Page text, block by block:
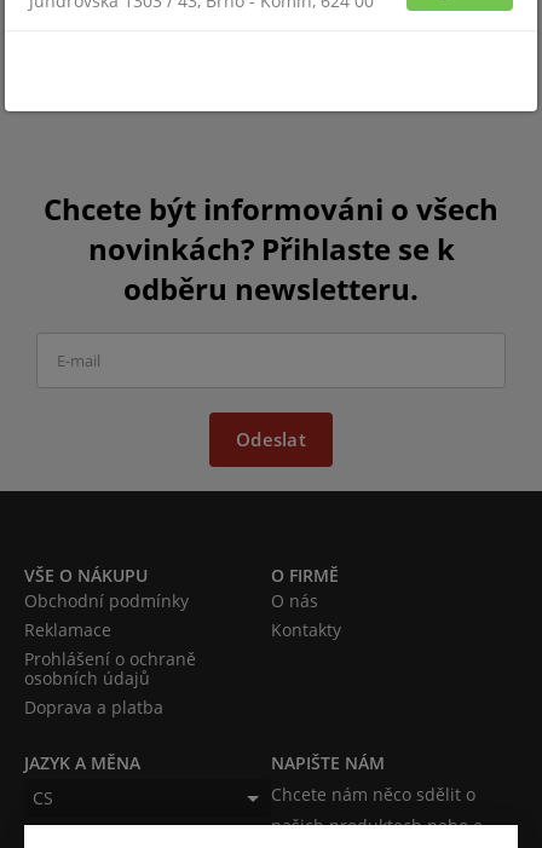
Chcete být informováni o všech
novinkách? Přihlaste se k
odběru newsletteru.
Odeslat
VŠE O NÁKUPU
Obchodní podmínky
Reklamace
Prohlášení o ochraně
osobních údajů
Doprava a platba
O FIRMĚ
O nás
Kontakty
JAZYK A MĚNA
CS
NAPIŠTE NÁM
Chcete nám něco sdělit o
našich produktech nebo e-